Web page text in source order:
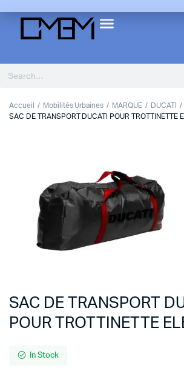
Accueil Mobilités Urbaines MARQUE
DUCATI
SAC DE TRANSPORT DUCATI POUR TROTTINETTE
SAC DE TRANSPORT
POUR TROTTINETTE
In Stock